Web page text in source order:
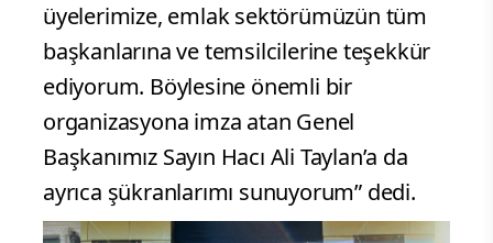
üyelerimize, emlak sektörümüzün tüm
başkanlarına ve temsilcilerine teşekkür
ediyorum. Böylesine önemli bir
organizasyona imza atan Genel
Başkanımız Sayın Hacı Ali Taylan’a da
ayrıca şükranlarımı sunuyorum” dedi.